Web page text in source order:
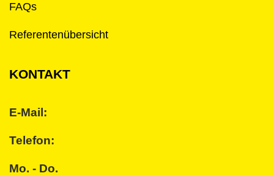
FAQs
Referentenübersicht
KONTAKT
E-Mail:
Telefon:
Mo. - Do.